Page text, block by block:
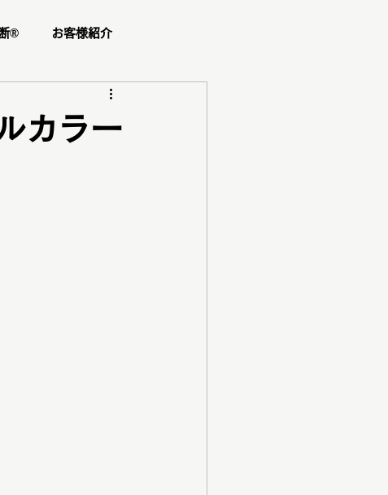
®️ お客様紹介
ショッピング同行
カラー